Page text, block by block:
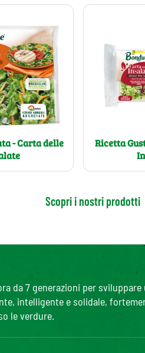
- Carta delle
Ricetta
Scopri i nostri prodotti
da 7 generazioni per
intelligente e solidale,
le verdure.